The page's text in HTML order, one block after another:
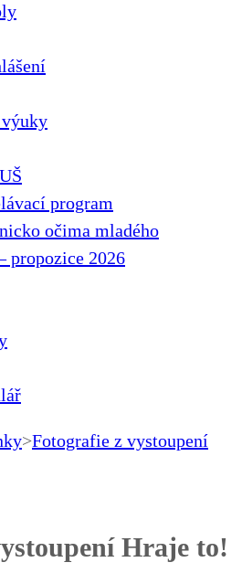
výuky
program
očima mladého
propozice 2026
>Fotografie z vystoupení
Hraje to!